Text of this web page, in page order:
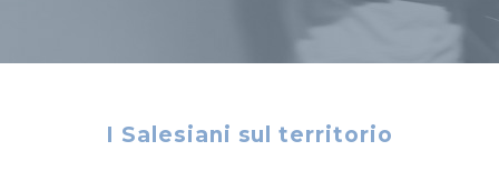
I Salesiani sul territorio